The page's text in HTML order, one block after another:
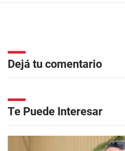
Dejá tu comentario
Te Puede Interesar